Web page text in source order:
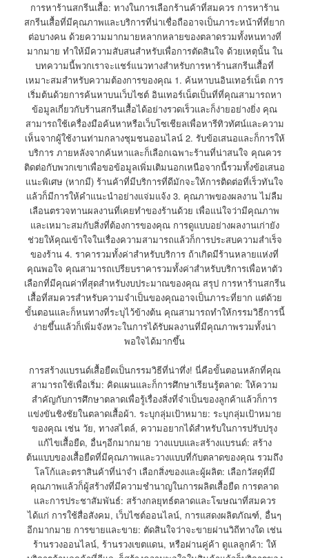
การหาร้านสกรีนเสื้อ: ทางในการเลือกร้านค้าที่สมควร การหาร้าน
สกรีนเสื้อที่มีคุณภาพและบริการที่น่าเชื่อถืออาจเป็นภาระหน้าที่ที่ยาก
ต่อบางคน ด้วยความมากมายหลากหลายของตลาดรวมทั้งหนทางที่
มากมาย ทำให้มีความสับสนสำหรับเพื่อการตัดสินใจ ด้วยเหตุนั้น ใน
บทความนี้พวกเราจะแชร์แนวทางสำหรับการหาร้านสกรีนเสื้อที่
เหมาะสมสำหรับความต้องการของคุณ 1. ค้นหาบนอินเทอร์เน็ต การ
เริ่มต้นด้วยการค้นหาบนเว็บไซต์ อินเทอร์เน็ตเป็นที่ที่คุณสามารถหา
ข้อมูลเกี่ยวกับร้านสกรีนเสื้อได้อย่างรวดเร็วและก็ง่ายอย่างยิ่ง คุณ
สามารถใช้เครื่องมือค้นหาหรือเว็บโซเชียลเพื่อหารีทิวทัศน์และความ
เห็นจากผู้ใช้งานท่ามกลางชุมชนออนไลน์ 2. รับข้อเสนอและก็การให้
บริการ ภายหลังจากค้นหาและก็เลือกเฉพาะร้านที่น่าสนใจ คุณควร
ติดต่อกับพวกเขาเพื่อขอข้อมูลเพิ่มเติมนอกเหนือจากนี้รวมทั้งข้อเสนอ
แนะพิเศษ (หากมี) ร้านค้าที่มีบริการที่ดีมักจะให้การติดต่อที่เร็วทันใจ
แล้วก็มีการให้คำแนะนำอย่างแจ่มแจ้ง 3. คุณภาพของผลงาน ไม่ลืม
เลือนตรวจทานผลงานที่เคยทำของร้านด้วย เพื่อแน่ใจว่ามีคุณภาพ
และเหมาะสมกับสิ่งที่ต้องการของคุณ การดูแบบอย่างผลงานเก่ายัง
ช่วยให้คุณเข้าใจในเรื่องความสามารถแล้วก็การประสบความสำเร็จ
ของร้าน 4. ราคารวมทั้งค่าสำหรับบริการ ถ้าเกิดมีร้านหลายแห่งที่
คุณพอใจ คุณสามารถเปรียบราคารวมทั้งค่าสำหรับบริการเพื่อหาตัว
เลือกที่มีคุณค่าที่สุดสำหรับงบประมาณของคุณ สรุป การหาร้านสกรีน
เสื้อที่สมควรสำหรับความจำเป็นของคุณอาจเป็นภาระที่ยาก แต่ด้วย
ขั้นตอนและก็หนทางที่ระบุไว้ข้างต้น คุณสามารถทำให้กรรมวิธีการนี้
ง่ายขึ้นแล้วก็เพิ่มจังหวะในการได้รับผลงานที่มีคุณภาพรวมทั้งน่า
พอใจได้มากขึ้น
การสร้างแบรนด์เสื้อยืดเป็นกรรมวิธีที่น่าทึ่ง! นี่คือขั้นตอนหลักที่คุณ
สามารถใช้เพื่อเริ่ม: คิดแผนและก็การศึกษาเรียนรู้ตลาด: ให้ความ
สำคัญกับการศึกษาตลาดเพื่อรู้เรื่องสิ่งที่จำเป็นของลูกค้าแล้วก็การ
แข่งขันชิงชัยในตลาดเสื้อผ้า. ระบุกลุ่มเป้าหมาย: ระบุกลุ่มเป้าหมาย
ของคุณ เช่น วัย, ทางสไตล์, ความอยากได้สำหรับในการปรับปรุง
แก้ไขเสื้อยืด, อื่นๆอีกมากมาย วางแบบและสร้างแบรนด์: สร้าง
ต้นแบบของเสื้อยืดที่มีคุณภาพและวางแบบที่กับตลาดของคุณ รวมถึง
โลโก้และตราสินค้าที่น่าจำ เลือกสิ่งของและผู้ผลิต: เลือกวัสดุที่มี
คุณภาพแล้วก็ผู้สร้างที่มีความชำนาญในการผลิตเสื้อยืด การตลาด
และการประชาสัมพันธ์: สร้างกลยุทธ์ตลาดและโฆษณาที่สมควร
ได้แก่ การใช้สื่อสังคม, เว็บไซต์ออนไลน์, การแสดงผลิตภัณฑ์, อื่นๆ
อีกมากมาย การขายและขาย: ตัดสินใจว่าจะขายผ่านวิถีทางใด เช่น
ร้านรวงออนไลน์, ร้านรวงเขตแดน, หรือผ่านคู่ค้า ดูแลลูกค้า: ให้